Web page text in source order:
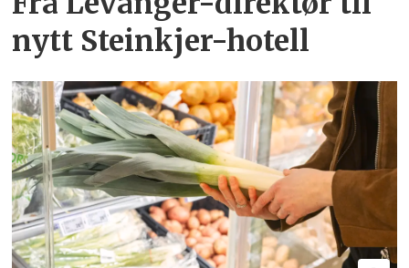
nytt Steinkjer-hotell